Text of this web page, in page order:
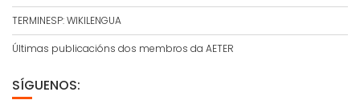
TERMINESP: WIKILENGUA
Últimas publicacións dos membros da AETER
SÍGUENOS: